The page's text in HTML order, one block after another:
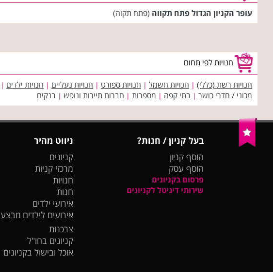
עופר הקניון הגדול פתח תקווה (פתח תקוה)
חנויות לפי תחום
חנויות רשת (כללי) | חנויות חשמל | חנויות ספורט | חנויות נעליים | חנויות ילדים |
מכוני / חדרי כושר | בתי קפה | מספרות | חברות תיירות ונופש | בנקים
בעל קניון / חנות?
הוסף קניון
הוסף עסק
פרסום בקניונים
שירותי דיגיטל לקניונים
ניווט מהיר
קניונים
מרכזי קניות
חנויות
חנות
אירועי ילדים
אירועים לילדים
צרכנות
קניונים בחו"ל
אוכל ובישול בקניונים